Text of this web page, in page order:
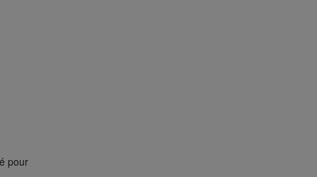
pour